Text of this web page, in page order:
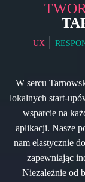
UX |
W sercu
lokalnych start-
wsparcie na
aplikacji. Nasze
nam elastycznie
zapewniając
Niezależnie od